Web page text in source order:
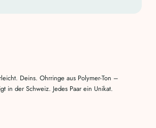
Deins. Ohrringe aus Polymer-Ton –
in der Schweiz. Jedes Paar ein Unikat.